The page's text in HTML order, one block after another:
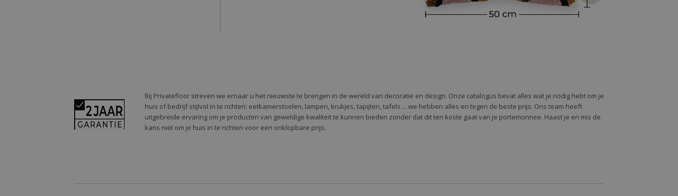
Bij Privatefloor streven we ernaar u het nieuwste te brengen in de wereld van decoratie en design. Onze catalogus bevat alles wat je nodig hebt om je
huis of bedrijf stijlvol in te richten: eetkamerstoelen, lampen, krukjes, tapijten, tafels ... we hebben alles en tegen de beste prijs. Ons team heeft
uitgebreide ervaring om je producten van geweldige kwaliteit te kunnen bieden zonder dat dit ten koste gaat van je portemonnee. Haast je en mis de
kans niet om je huis in te richten voor een onklopbare prijs.